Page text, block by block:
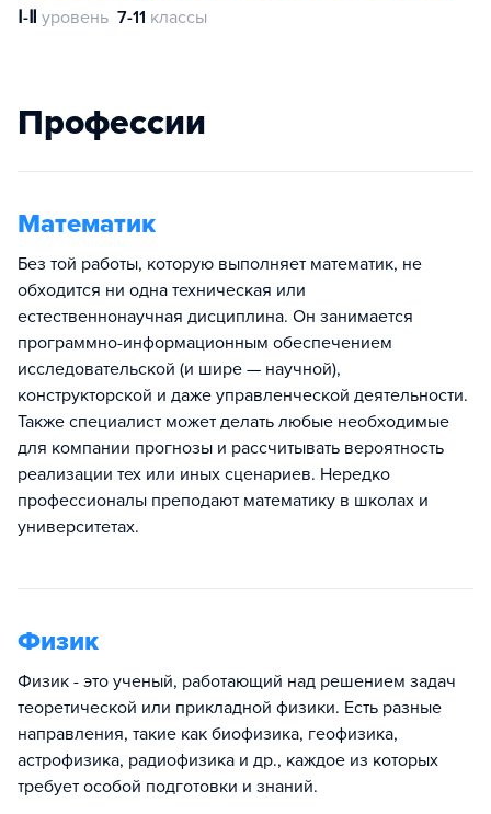
Ⅰ-Ⅱ уровень 7-11 классы
Профессии
Математик
Без той работы, которую выполняет математик, не
обходится ни одна техническая или
естественнонаучная дисциплина. Он занимается
программно-информационным обеспечением
исследовательской (и шире — научной),
конструкторской и даже управленческой деятельности.
Также специалист может делать любые необходимые
для компании прогнозы и рассчитывать вероятность
реализации тех или иных сценариев. Нередко
профессионалы преподают математику в школах и
университетах.
Физик
Физик - это ученый, работающий над решением задач
теоретической или прикладной физики. Есть разные
направления, такие как биофизика, геофизика,
астрофизика, радиофизика и др., каждое из которых
требует особой подготовки и знаний.